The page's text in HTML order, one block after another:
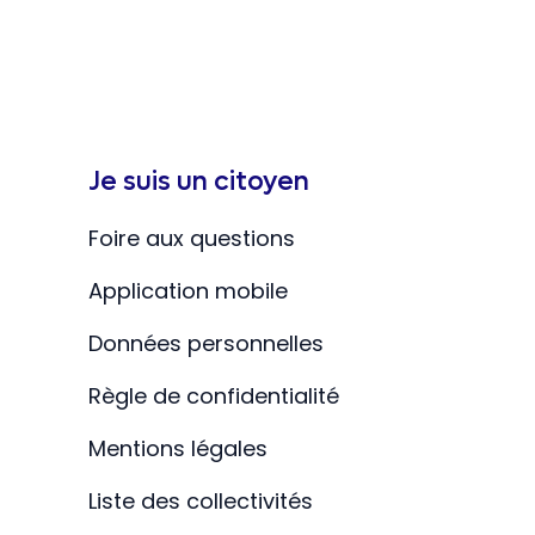
Je suis un citoyen
Foire aux questions
Application mobile
Données personnelles
Règle de confidentialité
Mentions légales
Liste des collectivités